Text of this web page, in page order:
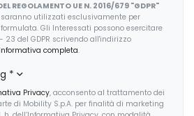
REGOLAMENTO UE N. 2016/679 "GDPR"
utilizzati esclusivamente per
Gli Interessati possono esercitare
del GDPR scrivendo all'indirizzo
Informativa completa.
*
Privacy, acconsento al trattamento dei
di Mobility S.p.A. per finalità di marketing